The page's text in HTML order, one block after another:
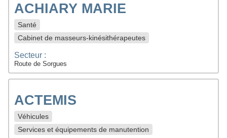
ACHIARY MARIE
Santé
Cabinet de masseurs-kinésithérapeutes
Secteur :
Route de Sorgues
ACTEMIS
Véhicules
Services et équipements de manutention